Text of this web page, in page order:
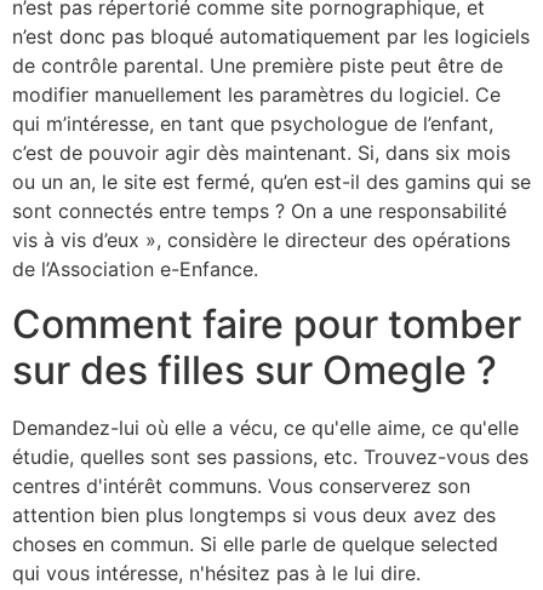
n’est pas répertorié comme site pornographique, et
n’est donc pas bloqué automatiquement par les logiciels
de contrôle parental. Une première piste peut être de
modifier manuellement les paramètres du logiciel. Ce
qui m’intéresse, en tant que psychologue de l’enfant,
c’est de pouvoir agir dès maintenant. Si, dans six mois
ou un an, le site est fermé, qu’en est-il des gamins qui se
sont connectés entre temps ? On a une responsabilité
vis à vis d’eux », considère le directeur des opérations
de l’Association e-Enfance.
Comment faire pour tomber
sur des filles sur Omegle ?
Demandez-lui où elle a vécu, ce qu'elle aime, ce qu'elle
étudie, quelles sont ses passions, etc. Trouvez-vous des
centres d'intérêt communs. Vous conserverez son
attention bien plus longtemps si vous deux avez des
choses en commun. Si elle parle de quelque selected
qui vous intéresse, n'hésitez pas à le lui dire.